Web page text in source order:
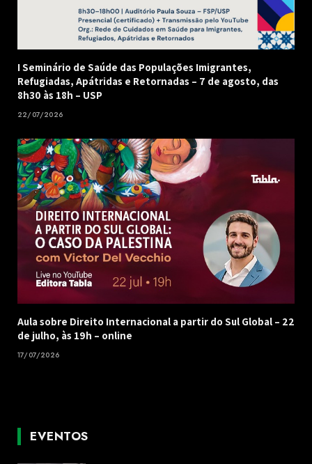
I Seminário de Saúde das Populações Imigrantes,
Refugiadas, Apátridas e Retornadas – 7 de agosto, das
8h30 às 18h – USP
22/07/2026
Aula sobre Direito Internacional a partir do Sul Global – 22
de julho, às 19h – online
17/07/2026
EVENTOS